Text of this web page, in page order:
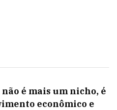
não é mais um nicho, é
econômico e